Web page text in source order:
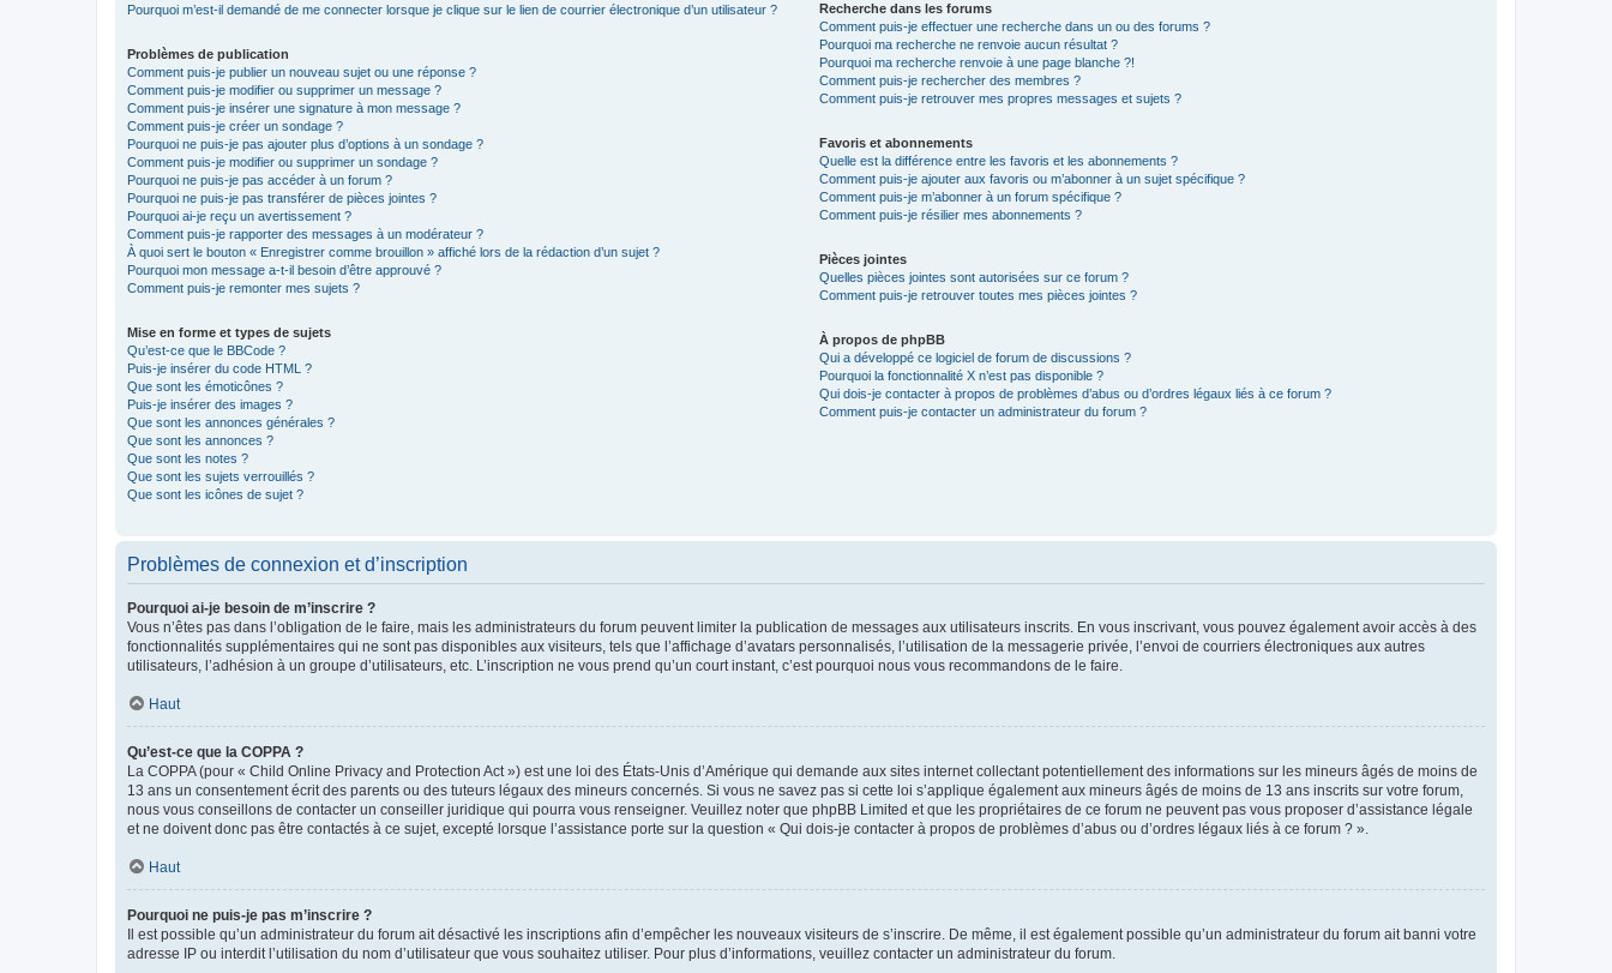
Pourquoi m’est-il demandé de me connecter lorsque je clique sur le lien de courrier électronique d’un utilisateur ?
Problèmes de publication
Comment puis-je publier un nouveau sujet ou une réponse ?
Comment puis-je modifier ou supprimer un message ?
Comment puis-je insérer une signature à mon message ?
Comment puis-je créer un sondage ?
Pourquoi ne puis-je pas ajouter plus d’options à un sondage ?
Comment puis-je modifier ou supprimer un sondage ?
Pourquoi ne puis-je pas accéder à un forum ?
Pourquoi ne puis-je pas transférer de pièces jointes ?
Pourquoi ai-je reçu un avertissement ?
Comment puis-je rapporter des messages à un modérateur ?
À quoi sert le bouton « Enregistrer comme brouillon » affiché lors de la rédaction d’un sujet ?
Pourquoi mon message a-t-il besoin d’être approuvé ?
Comment puis-je remonter mes sujets ?
Mise en forme et types de sujets
Qu’est-ce que le BBCode ?
Puis-je insérer du code HTML ?
Que sont les émoticônes ?
Puis-je insérer des images ?
Que sont les annonces générales ?
Que sont les annonces ?
Que sont les notes ?
Que sont les sujets verrouillés ?
Que sont les icônes de sujet ?
Recherche dans les forums
Comment puis-je effectuer une recherche dans un ou des forums ?
Pourquoi ma recherche ne renvoie aucun résultat ?
Pourquoi ma recherche renvoie à une page blanche ?!
Comment puis-je rechercher des membres ?
Comment puis-je retrouver mes propres messages et sujets ?
Favoris et abonnements
Quelle est la différence entre les favoris et les abonnements ?
Comment puis-je ajouter aux favoris ou m’abonner à un sujet spécifique ?
Comment puis-je m’abonner à un forum spécifique ?
Comment puis-je résilier mes abonnements ?
Pièces jointes
Quelles pièces jointes sont autorisées sur ce forum ?
Comment puis-je retrouver toutes mes pièces jointes ?
À propos de phpBB
Qui a développé ce logiciel de forum de discussions ?
Pourquoi la fonctionnalité X n’est pas disponible ?
Qui dois-je contacter à propos de problèmes d’abus ou d’ordres légaux liés à ce forum ?
Comment puis-je contacter un administrateur du forum ?
Problèmes de connexion et d’inscription
Pourquoi ai-je besoin de m’inscrire ?
Vous n’êtes pas dans l’obligation de le faire, mais les administrateurs du forum peuvent limiter la publication de messages aux utilisateurs inscrits. En vous inscrivant, vous pouvez également avoir accès à des
fonctionnalités supplémentaires qui ne sont pas disponibles aux visiteurs, tels que l’affichage d’avatars personnalisés, l’utilisation de la messagerie privée, l’envoi de courriers électroniques aux autres
utilisateurs, l’adhésion à un groupe d’utilisateurs, etc. L’inscription ne vous prend qu’un court instant, c’est pourquoi nous vous recommandons de le faire.
Haut
Qu’est-ce que la COPPA ?
La COPPA (pour « Child Online Privacy and Protection Act ») est une loi des États-Unis d’Amérique qui demande aux sites internet collectant potentiellement des informations sur les mineurs âgés de moins de
13 ans un consentement écrit des parents ou des tuteurs légaux des mineurs concernés. Si vous ne savez pas si cette loi s’applique également aux mineurs âgés de moins de 13 ans inscrits sur votre forum,
nous vous conseillons de contacter un conseiller juridique qui pourra vous renseigner. Veuillez noter que phpBB Limited et que les propriétaires de ce forum ne peuvent pas vous proposer d’assistance légale
et ne doivent donc pas être contactés à ce sujet, excepté lorsque l’assistance porte sur la question « Qui dois-je contacter à propos de problèmes d’abus ou d’ordres légaux liés à ce forum ? ».
Haut
Pourquoi ne puis-je pas m’inscrire ?
Il est possible qu’un administrateur du forum ait désactivé les inscriptions afin d’empêcher les nouveaux visiteurs de s’inscrire. De même, il est également possible qu’un administrateur du forum ait banni votre
adresse IP ou interdit l’utilisation du nom d’utilisateur que vous souhaitez utiliser. Pour plus d’informations, veuillez contacter un administrateur du forum.